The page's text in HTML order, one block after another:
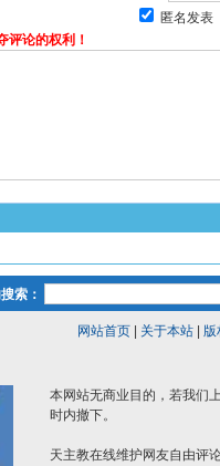
匿名发表
评论的权利！
索：
网站首页| 关于本站| 版
本网站无商业目的，若我们
时内撤下。
天主教在线维护网友自由评